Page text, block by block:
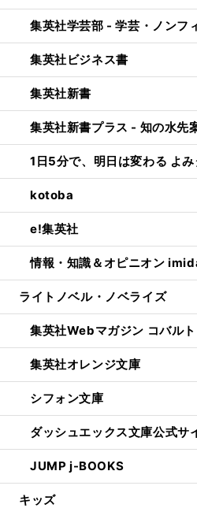
集英社学芸部 - 学芸・ノンフ
集英社ビジネス書
集英社新書
集英社新書プラス - 知の水先
1日5分で、明日は変わる よ
kotoba
e!集英社
情報・知識＆オピニオン
ライトノベル・ノベライズ
集英社Webマガジン コバルト
集英社オレンジ文庫
シフォン文庫
ダッシュエックス文庫公式サ
JUMP j-BOOKS
キッズ